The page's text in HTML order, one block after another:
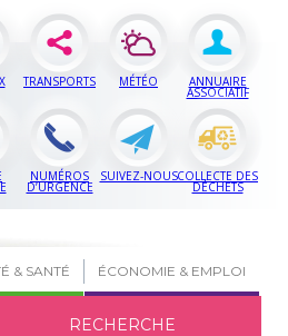
TRANSPORTS MÉTÉO ANNUAIRE
ASSOCIATIF
NUMÉROS
D’URGENCE
SUIVEZ-NOUSCOLLECTE DES
DÉCHETS
& SANTÉ ÉCONOMIE & EMPLOI
RECHERCHE